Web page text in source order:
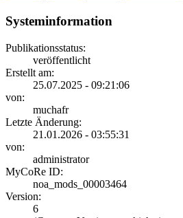
Systeminformation
Publikationsstatus:
veröffentlicht
Erstellt am:
25.07.2025 - 09:21:06
von:
muchafr
Letzte Änderung:
21.01.2026 - 03:55:31
von:
administrator
MyCoRe ID:
noa_mods_00003464
Version:
6